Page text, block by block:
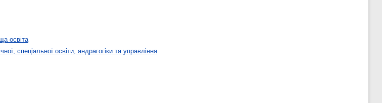
освіта
спеціальної освіти, андрагогіки та управління